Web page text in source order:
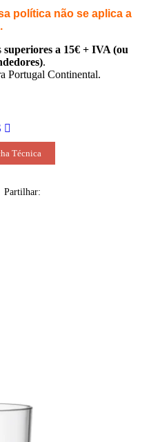
política não se aplica a
superiores a 15€ + IVA (ou
.
Portugal Continental.
Técnica
Partilhar: